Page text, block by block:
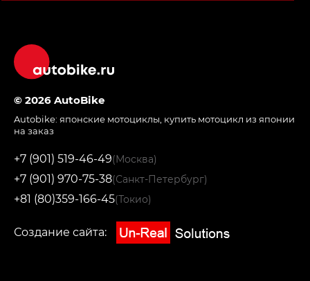
© 2026 AutoBike
Autobike: японские мотоциклы купить мотоцикл из японии
на заказ
+7 (901) 519-46-49(Москва)
+7 (901) 970-75-38(Санкт-Петербург)
+81 (80)359-166-45(Токио)
Создание сайта: